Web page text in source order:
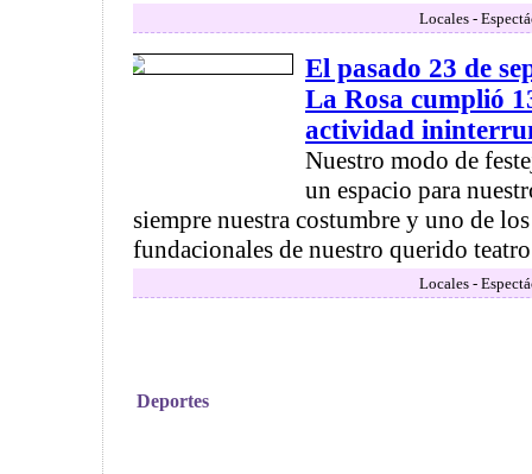
Locales -
El pasado 23 de
La Rosa cumplió
actividad
Nuestro modo de
un espacio para
siempre nuestra costumbre y uno de
fundacionales de nuestro querido
Locales -
Deportes